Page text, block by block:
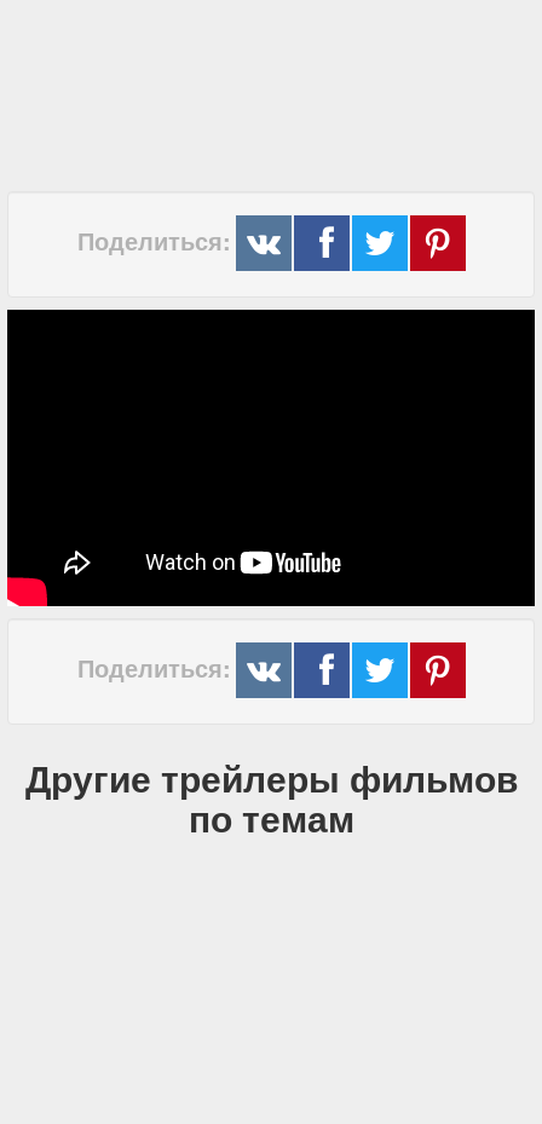
Поделиться:
Поделиться:
Другие трейлеры фильмов
по темам